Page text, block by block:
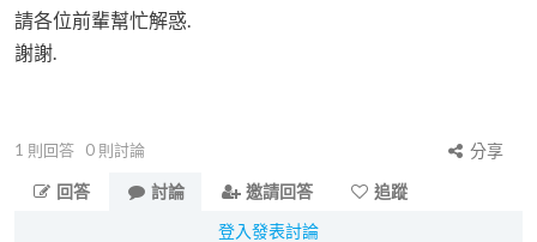
請各位前輩幫忙解惑.
謝謝.
1 則回答 0 則討論
分享
回答
討論 邀請回答
追蹤
登入發表討論